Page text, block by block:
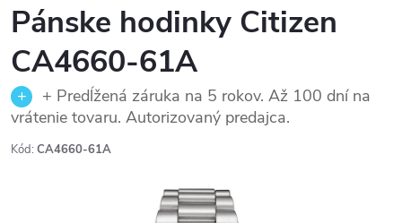
Pánske hodinky Citizen
CA4660-61A
+ Predĺžená záruka na 5 rokov. Až 100 dní na
vrátenie tovaru. Autorizovaný predajca.
Kód: CA4660-61A